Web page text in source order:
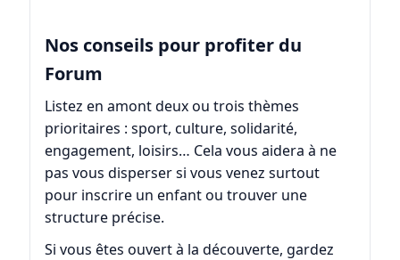
Nos conseils pour profiter du
Forum
Listez en amont deux ou trois thèmes
prioritaires : sport, culture, solidarité,
engagement, loisirs… Cela vous aidera à ne
pas vous disperser si vous venez surtout
pour inscrire un enfant ou trouver une
structure précise.
Si vous êtes ouvert à la découverte, gardez